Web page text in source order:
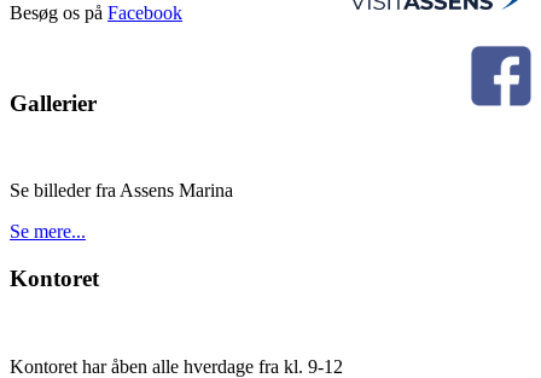
Besøg os på Facebook
Gallerier
Se billeder fra Assens Marina
Se mere...
Kontoret
Kontoret har åben alle hverdage fra kl. 9-12